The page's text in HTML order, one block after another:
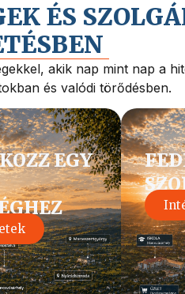
ÉS
akik nap mint nap a
és valódi törődésben.
EGY